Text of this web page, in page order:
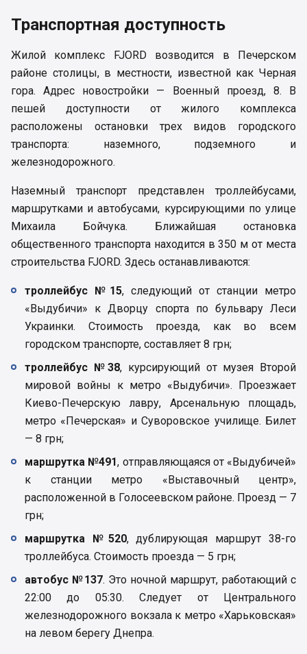
Транспортная доступность
Жилой комплекс FJORD возводится в Печерском
районе столицы, в местности, известной как Черная
гора. Адрес новостройки — Военный проезд, 8. В
пешей доступности от жилого комплекса
расположены остановки трех видов городского
транспорта: наземного, подземного и
железнодорожного.
Наземный транспорт представлен троллейбусами,
маршрутками и автобусами, курсирующими по улице
Михаила Бойчука. Ближайшая остановка
общественного транспорта находится в 350 м от места
строительства FJORD. Здесь останавливаются:
троллейбус №15, следующий от станции метро
«Выдубичи» к Дворцу спорта по бульвару Леси
Украинки. Стоимость проезда, как во всем
городском транспорте, составляет 8 грн;
троллейбус №38, курсирующий от музея Второй
мировой войны к метро «Выдубичи». Проезжает
Киево-Печерскую лавру, Арсенальную площадь,
метро «Печерская» и Суворовское училище. Билет
— 8 грн;
маршрутка №491, отправляющаяся от «Выдубичей»
к станции метро «Выставочный центр»,
расположенной в Голосеевском районе. Проезд — 7
грн;
маршрутка №520, дублирующая маршрут 38-го
троллейбуса. Стоимость проезда — 5 грн;
автобус №137. Это ночной маршрут, работающий с
22:00 до 05:30. Следует от Центрального
железнодорожного вокзала к метро «Харьковская»
на левом берегу Днепра.